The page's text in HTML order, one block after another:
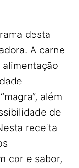
desta
A carne
além
de
receita
cor e sabor,